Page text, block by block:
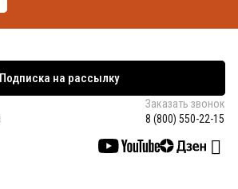
Подписка на рассылку
Заказать звонок
8 (800) 550-22-15